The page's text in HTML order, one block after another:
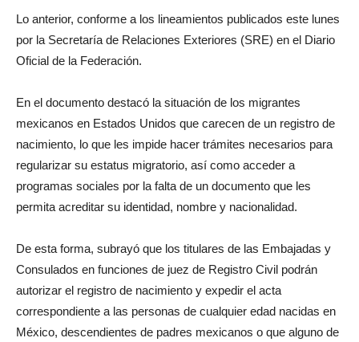
Lo anterior, conforme a los lineamientos publicados este lunes
por la Secretaría de Relaciones Exteriores (SRE) en el Diario
Oficial de la Federación.
En el documento destacó la situación de los migrantes
mexicanos en Estados Unidos que carecen de un registro de
nacimiento, lo que les impide hacer trámites necesarios para
regularizar su estatus migratorio, así como acceder a
programas sociales por la falta de un documento que les
permita acreditar su identidad, nombre y nacionalidad.
De esta forma, subrayó que los titulares de las Embajadas y
Consulados en funciones de juez de Registro Civil podrán
autorizar el registro de nacimiento y expedir el acta
correspondiente a las personas de cualquier edad nacidas en
México, descendientes de padres mexicanos o que alguno de